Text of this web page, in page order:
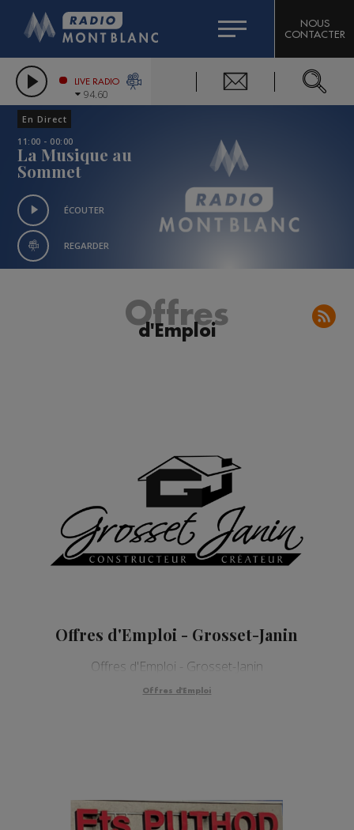
LES CHRONIQUES DE L'EXPERT
CITIZEN MACHINERY
GRAND MASSIF DOMAINES SKIABLES
COMPAGNIE DU MONT-BLANC
NOUS
CONTACTER
LIVE RADIO
94.60
En Direct
11:00 - 00:00
La Musique au
Sommet
ÉCOUTER
REGARDER
Offres
d'Emploi
Offres d'Emploi - Grosset-Janin
Offres d'Emploi - Grosset-Janin
Offres d'Emploi